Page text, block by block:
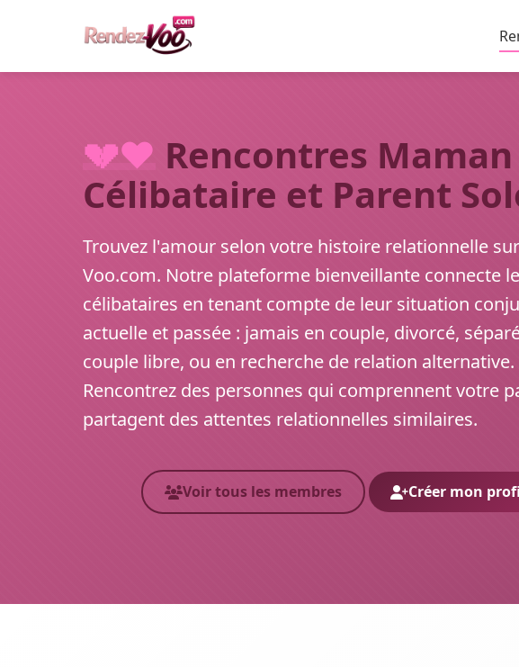
💔❤️ Rencontres Maman
Célibataire et Parent
Trouvez l'amour selon votre histoire relationnelle
Voo.com. Notre plateforme bienveillante connecte
célibataires en tenant compte de leur situation
actuelle et passée : jamais en couple, divorcé,
couple libre, ou en recherche de relation alternative.
Rencontrez des personnes qui comprennent votre
partagent des attentes relationnelles similaires.
Voir tous les membres Créer mon